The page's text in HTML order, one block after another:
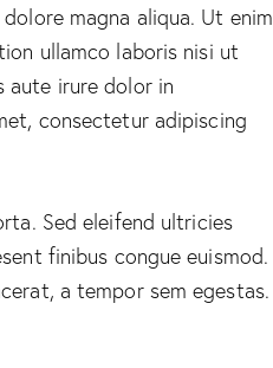
magna aliqua. Ut enim
ullamco laboris nisi ut
aute irure dolor in
consectetur adipiscing
Sed eleifend ultricies
finibus congue euismod.
a tempor sem egestas.